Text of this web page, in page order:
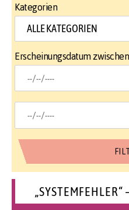
Kategorien
Erscheinungsdatum zwischen